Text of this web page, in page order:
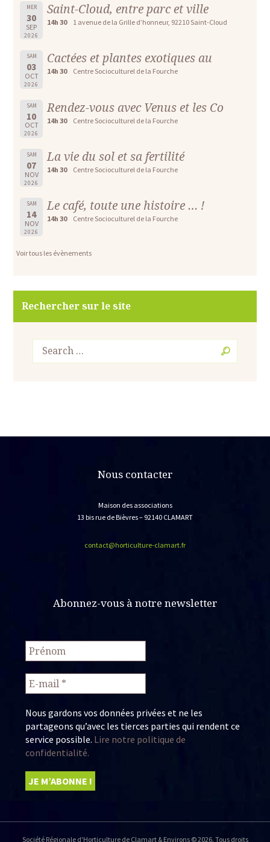
MER
30
SEP
2026
Saint-Cloud, entre parc et ville
14h 30 1 avenue de la Grille d’honneur, 92210 Saint-Cloud
SAM
03
OCT
2026
Cactées et plantes exotiques au
14h 30 Centre Socioculturel de la Fourche
SAM
10
OCT
2026
Rendez-vous avec Venus et les Co
14h 30 Centre Socioculturel de la Fourche
SAM
07
NOV
2026
La vie du sol et sa fertilité
14h 30 Centre Socioculturel de la Fourche
SAM
14
NOV
2026
Le café, toute une histoire … !
14h 30 Centre Socioculturel de la Fourche
Voir tous les évènements
Rechercher sur le site
Nous contacter
Maison des associations
13 bis rue de Bièvres – 92140 CLAMART
contact@horticulture-clamart.fr
Abonnez-vous à notre newsletter
Nous gardons vos données privées et ne les
partageons qu’avec les tierces parties qui rendent ce
service possible. Lire notre politique de
confidentialité.
Société Régionale d'Horticulture de Clamart & Environs © 2026. Tous droits